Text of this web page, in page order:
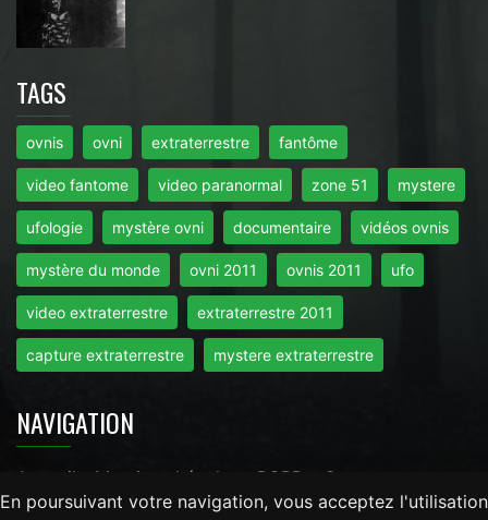
En poursuivant votre navigation, vous acceptez l'utilisation
TAGS
ovnis ovni extraterrestre fantôme
video fantome video paranormal zone 51 mystere
ufologie mystère ovni documentaire vidéos ovnis
mystère du monde ovni 2011 ovnis 2011 ufo
video extraterrestre extraterrestre 2011
capture extraterrestre mystere extraterrestre
NAVIGATION
Accueil Mentions Légales RGPD Contact